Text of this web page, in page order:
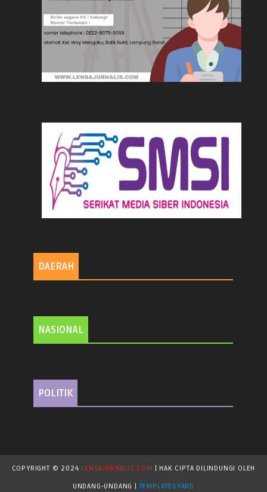
DAERAH
NASIONAL
POLITIK
COPYRIGHT © 2024 LENSAJURNALIS.COM
| HAK CIPTA DILINDUNGI OLEH
UNDANG-UNDANG |TEMPLATESYARD